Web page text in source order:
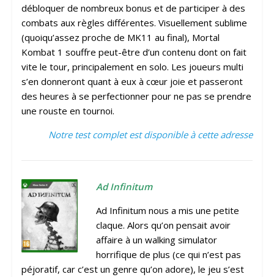
débloquer de nombreux bonus et de participer à des
combats aux règles différentes. Visuellement sublime
(quoiqu’assez proche de MK11 au final), Mortal
Kombat 1 souffre peut-être d’un contenu dont on fait
vite le tour, principalement en solo. Les joueurs multi
s’en donneront quant à eux à cœur joie et passeront
des heures à se perfectionner pour ne pas se prendre
une rouste en tournoi.
Notre test complet est disponible à cette adresse
Ad Infinitum
Ad Infinitum nous a mis une petite
claque. Alors qu’on pensait avoir
affaire à un walking simulator
horrifique de plus (ce qui n’est pas
péjoratif, car c’est un genre qu’on adore), le jeu s’est